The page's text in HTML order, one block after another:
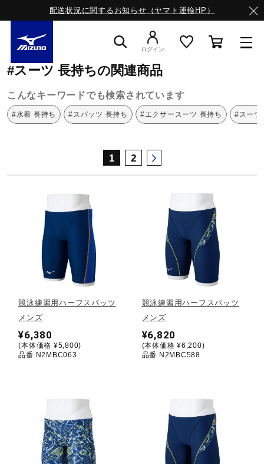
配送状況に関するお知らせ（ヤマト運輸HP）
ライフスタイルウエア
サッカー／フットサル
トレーニング
野球
ゴルフ
バレーボール
ログイン
ミズノ公式オンライン
#スーツ 長持ちの関連商品
こんなキーワードでも検索されています
#水着 長持ち #スパッツ 長持ち #エクサースーツ 長持ち #スーツ
1 2
競泳練習用ハーフスパッツ
メンズ
¥6,380
(本体価格 ¥5,800)
品番 N2MBC063
競泳練習用ハーフスパッツ
メンズ
¥6,820
(本体価格 ¥6,200)
品番 N2MBC588